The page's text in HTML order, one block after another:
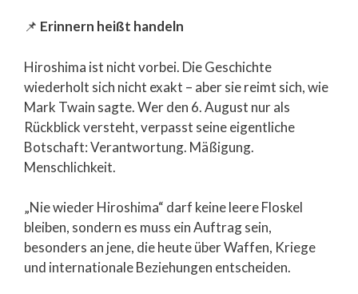
📌 Erinnern heißt handeln
Hiroshima ist nicht vorbei. Die Geschichte
wiederholt sich nicht exakt – aber sie reimt sich, wie
Mark Twain sagte. Wer den 6. August nur als
Rückblick versteht, verpasst seine eigentliche
Botschaft: Verantwortung. Mäßigung.
Menschlichkeit.
„Nie wieder Hiroshima“ darf keine leere Floskel
bleiben, sondern es muss ein Auftrag sein,
besonders an jene, die heute über Waffen, Kriege
und internationale Beziehungen entscheiden.